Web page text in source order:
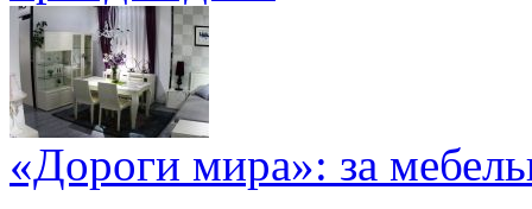
«Дороги мира»: за